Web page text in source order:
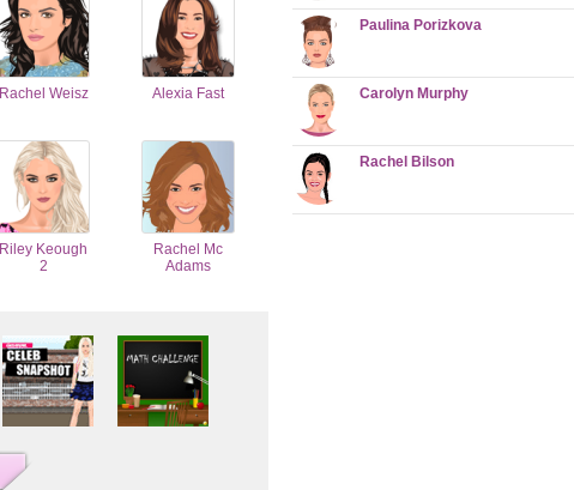
Rachel Weisz Alexia Fast
Riley Keough
2
Rachel Mc
Adams
Paulina Porizkova
Carolyn Murphy
Rachel Bilson